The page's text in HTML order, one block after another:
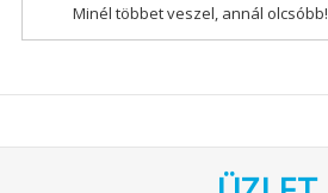
Minél többet veszel, annál olcsóbb!